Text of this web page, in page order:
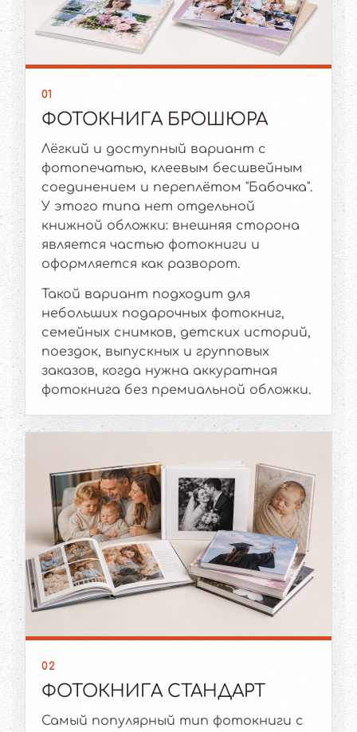
01
ФОТОКНИГА БРОШЮРА
Лёгкий и доступный вариант с
фотопечатью, клеевым бесшвейным
соединением и переплётом "Бабочка".
У этого типа нет отдельной
книжной обложки: внешняя сторона
является частью фотокниги и
оформляется как разворот.
Такой вариант подходит для
небольших подарочных фотокниг,
семейных снимков, детских историй,
поездок, выпускных и групповых
заказов, когда нужна аккуратная
фотокнига без премиальной обложки.
02
ФОТОКНИГА СТАНДАРТ
Самый популярный тип фотокниги с